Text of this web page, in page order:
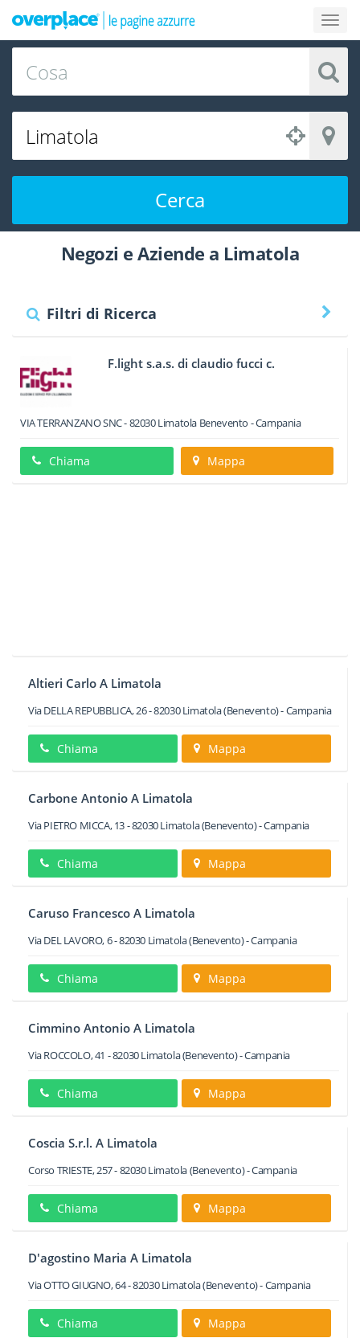
Cerca
Negozi e Aziende a Limatola
Filtri di Ricerca
F.light s.a.s. di claudio fucci c.
VIA TERRANZANO SNC-82030Limatola Benevento -Campania
Chiama Mappa
Altieri Carlo A Limatola
Via DELLA REPUBBLICA, 26-82030 Limatola(Benevento) -Campania
Chiama Mappa
Carbone Antonio A Limatola
Via PIETRO MICCA, 13-82030Limatola(Benevento) -Campania
Chiama Mappa
Caruso Francesco A Limatola
Via DEL LAVORO, 6-82030 Limatola(Benevento) -Campania
Chiama Mappa
Cimmino Antonio A Limatola
Via ROCCOLO, 41 -82030Limatola(Benevento) -Campania
Chiama Mappa
Coscia S.r.l. A Limatola
Corso TRIESTE, 257-82030Limatola(Benevento) -Campania
Chiama Mappa
D'agostino Maria A Limatola
Via OTTO GIUGNO, 64-82030 Limatola(Benevento) -Campania
Chiama Mappa